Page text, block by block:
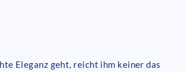
Eleganz geht, reicht ihm keiner das